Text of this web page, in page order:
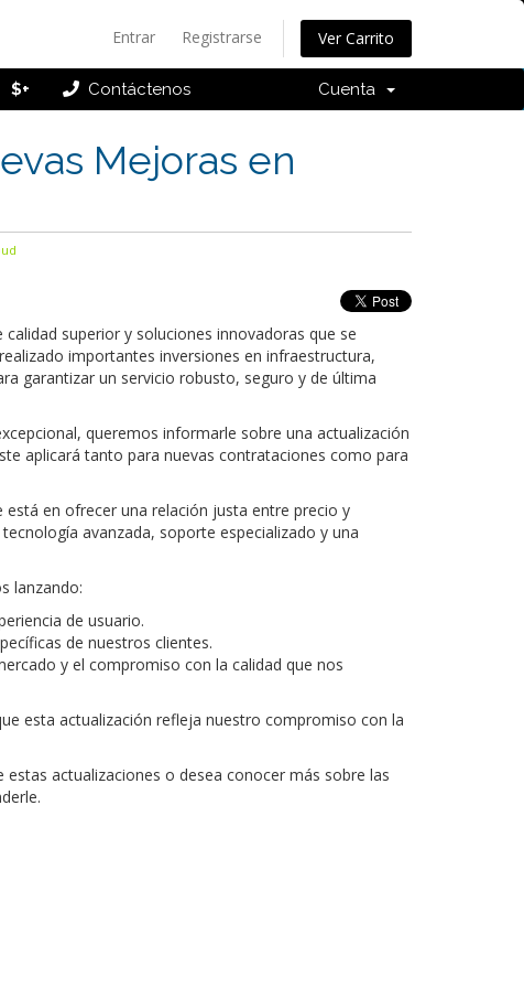
Entrar Registrarse Ver Carrito
$+ Contáctenos Cuenta
Mejoras en
superior y soluciones innovadoras que se
importantes inversiones en infraestructura,
garantizar un servicio robusto, seguro y de última
queremos informarle sobre una actualización
aplicará tanto para nuevas contrataciones como para
en ofrecer una relación justa entre precio y
avanzada, soporte especializado y una
lanzando:
de usuario.
de nuestros clientes.
y el compromiso con la calidad que nos
esta actualización refleja nuestro compromiso con la
estas actualizaciones o desea conocer más sobre las